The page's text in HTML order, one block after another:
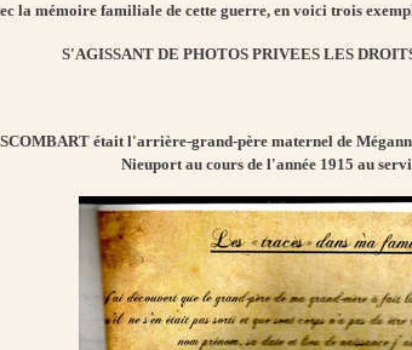
la mémoire familiale de cette guerre, en voici trois
S'AGISSANT DE PHOTOS PRIVEES LES
était l'arrière-grand-père maternel de
Nieuport au cours de l'année 1915 au